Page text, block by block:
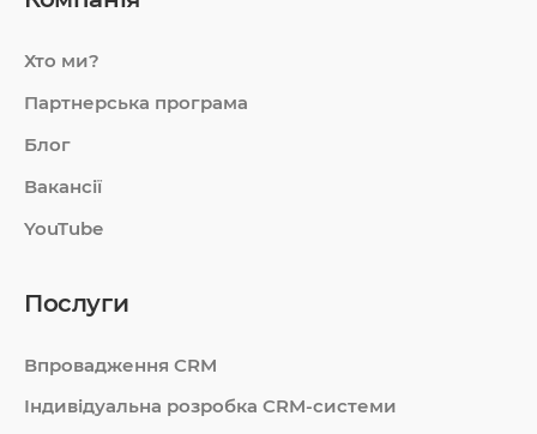
Хто ми?
Партнерська програма
Блог
Вакансії
YouTube
Послуги
Впровадження CRM
Індивідуальна розробка CRM-системи